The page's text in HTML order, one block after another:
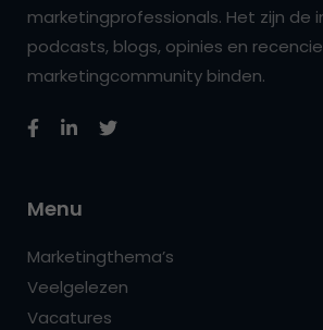
marketingprofessionals. Het zijn de
podcasts, blogs, opinies en
marketingcommunity binden.
Menu
Marketingthema’s
Veelgelezen
Vacatures